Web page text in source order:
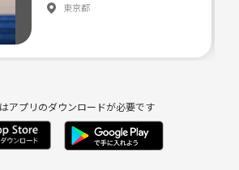
東京都
アプリのダウンロードが必要です